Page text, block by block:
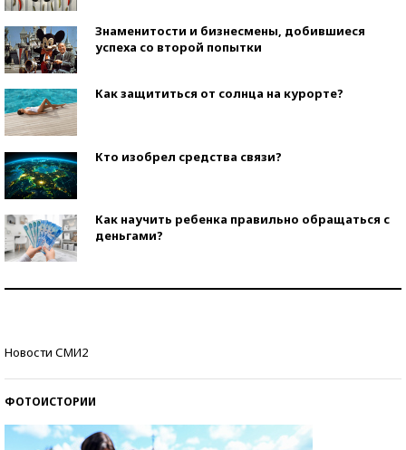
Знаменитости и бизнесмены, добившиеся
успеха со второй попытки
Как защититься от солнца на курорте?
Кто изобрел средства связи?
Как научить ребенка правильно обращаться с
деньгами?
Новости СМИ2
ФОТОИСТОРИИ